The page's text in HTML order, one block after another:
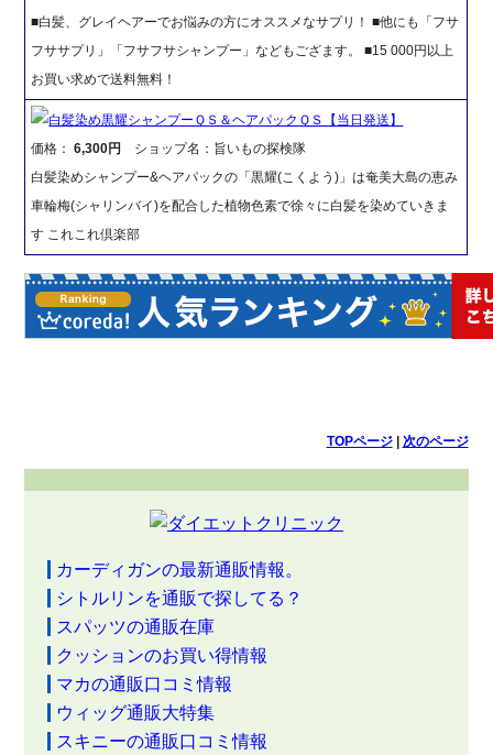
■白髪、グレイヘアーでお悩みの方にオススメなサプリ！ ■他にも「フサ
フササプリ」「フサフサシャンプー」などもござます。 ■15 000円以上
お買い求めで送料無料！
白髪染め黒耀シャンプーＱＳ＆ヘアパックＱＳ【当日発送】
価格：6,300円
ショップ名：旨いもの探検隊
白髪染めシャンプー&ヘアパックの「黒耀(こくよう)」は奄美大島の恵み
車輪梅(シャリンバイ)を配合した植物色素で徐々に白髪を染めていきま
す これこれ倶楽部
TOPページ| 次のページ
カーディガンの最新通販情報。
シトルリンを通販で探してる？
スパッツの通販在庫
クッションのお買い得情報
マカの通販口コミ情報
ウィッグ通販大特集
スキニーの通販口コミ情報